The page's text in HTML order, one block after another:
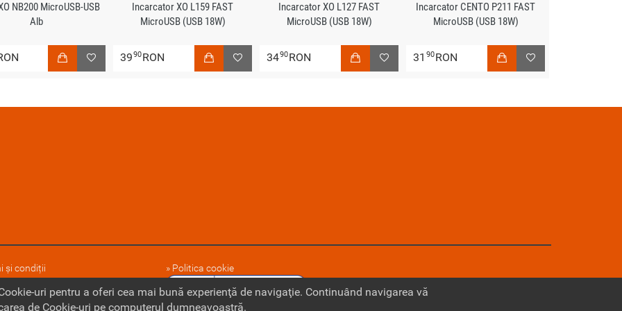
NB200 MicroUSB-USB
Alb
Incarcator XO L159 FAST
MicroUSB (USB 18W)
3990RON
Incarcator XO L127 FAST
MicroUSB (USB 18W)
3490RON
Incarcator CENTO P211 FAST
MicroUSB (USB 18W)
31 90RON
și condiții
Politica cookie
uri pentru a oferi cea mai bună experienţă de navigaţie. Continuând navigarea vă
de Cookie-uri pe computerul dumneavoastră.